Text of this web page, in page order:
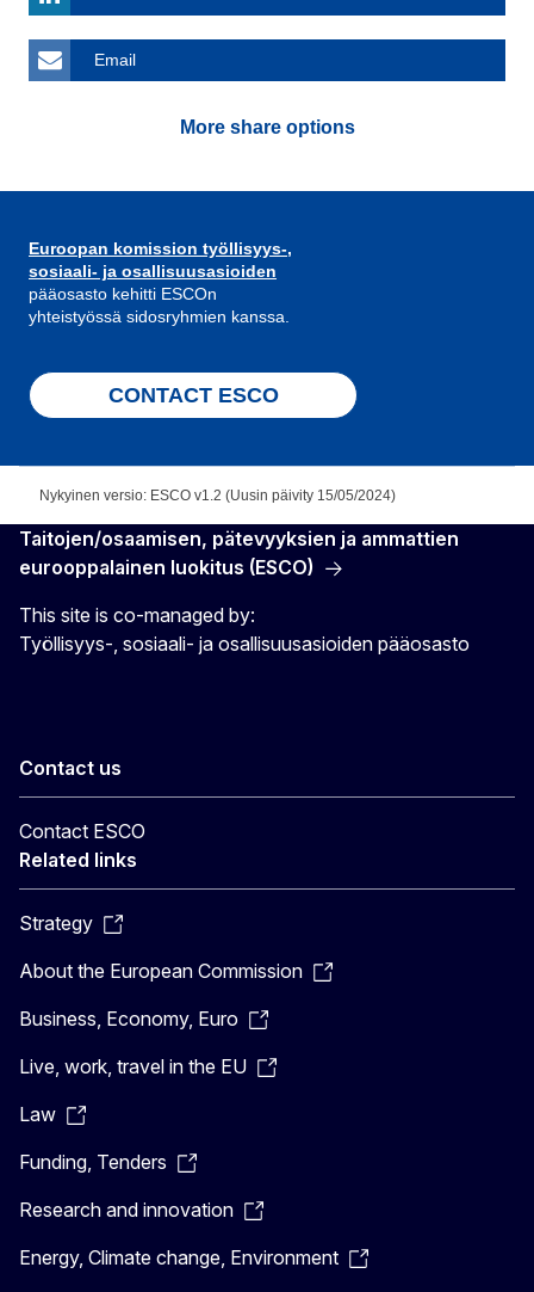
Email
More share options
Euroopan komission työllisyys-,
sosiaali- ja osallisuusasioiden
pääosasto kehitti ESCOn
yhteistyössä sidosryhmien kanssa.
CONTACT ESCO
Nykyinen versio: ESCO v1.2 (Uusin päivity 15/05/2024)
Taitojen/osaamisen, pätevyyksien ja ammattien
eurooppalainen luokitus (ESCO)
This site is co-managed by:
Työllisyys-, sosiaali- ja osallisuusasioiden pääosasto
Contact us
Contact ESCO
Related links
Strategy
About the European Commission
Business, Economy, Euro
Live, work, travel in the EU
Law
Funding, Tenders
Research and innovation
Energy, Climate change, Environment